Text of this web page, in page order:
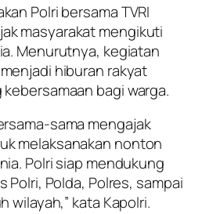
Polri bersama TVRI
masyarakat mengikuti
Menurutnya, kegiatan
hiburan rakyat
bagi warga.
sama mengajak
melaksanakan nonton
Polri siap mendukung
Polri, Polda, Polres, sampai
wilayah,” kata Kapolri.